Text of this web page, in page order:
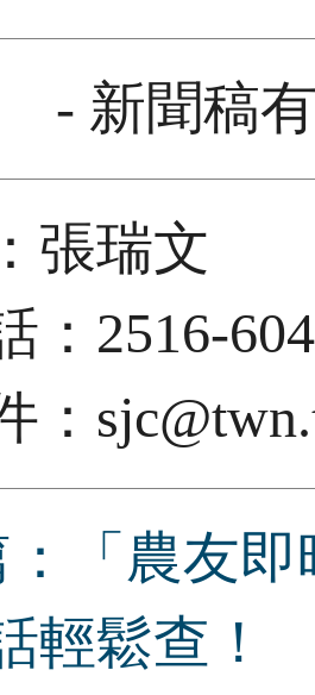
- 新聞稿
張瑞文
：2516-
：
：「農友
輕鬆查！